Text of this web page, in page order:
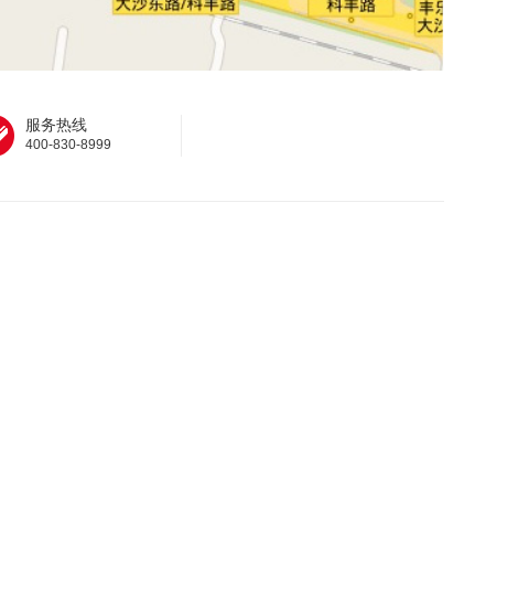
服务热线
400-830-8999